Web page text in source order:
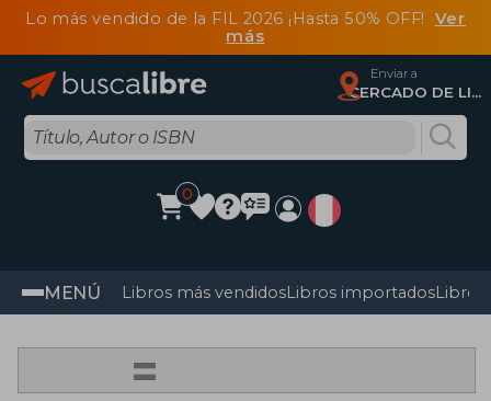
Lo más vendido de la FIL 2026 ¡Hasta 50% OFF! Ver
más
Enviar a
CERCADO DE LIMA, Lima
0
MENÚ Libros más vendidosLibros importadosLibros
=